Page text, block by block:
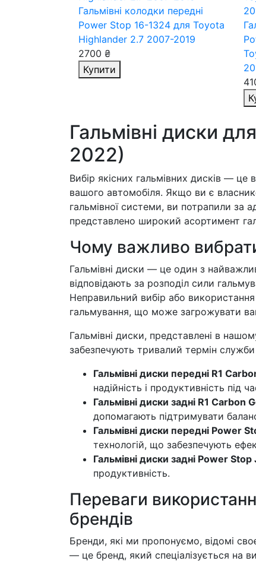
Гальмівні колодки передні
Power Stop 16-1324 для Toyota
Highlander 2.7 2007-2019
2700 ₴
Купити
Гальмівні диски
2022)
Вибір якісних гальмівних дисків —
вашого автомобіля. Якщо ви є
гальмівної системи, ви потрапили за
представлено широкий асортимент
Чому важливо
Гальмівні диски — це один з
відповідають за розподіл сили
Неправильний вибір або
гальмування, що може загрожувати
Гальмівні диски, представлені в
забезпечують тривалий термін
Гальмівні диски передні R1
надійність і продуктивність під
Гальмівні диски задні R1 Carbon
допомагають підтримувати
Гальмівні диски передні Power
технологій, що забезпечують
Гальмівні диски задні Power
продуктивність.
Переваги
брендів
Бренди, які ми пропонуємо, відомі
— це бренд, який спеціалізується на